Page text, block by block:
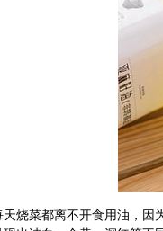
天烧菜都离不开食用油，因